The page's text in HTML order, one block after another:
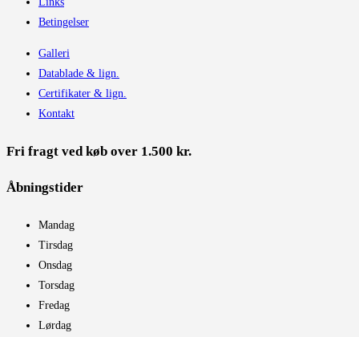
Betingelser
Galleri
Datablade & lign.
Certifikater & lign.
Kontakt
Fri fragt ved køb over 1.500 kr.
Åbningstider​
Mandag
Tirsdag
Onsdag
Torsdag
Fredag
Lørdag